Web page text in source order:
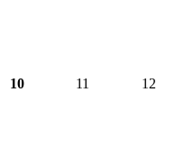
10 11 12